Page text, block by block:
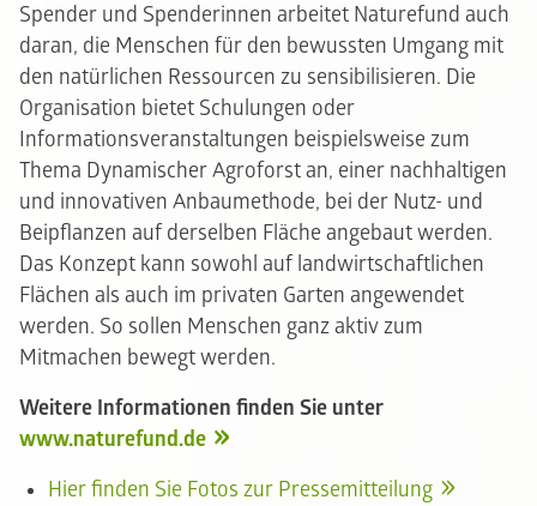
Spender und Spenderinnen arbeitet Naturefund auch
daran, die Menschen für den bewussten Umgang mit
den natürlichen Ressourcen zu sensibilisieren. Die
Organisation bietet Schulungen oder
Informationsveranstaltungen beispielsweise zum
Thema Dynamischer Agroforst an, einer nachhaltigen
und innovativen Anbaumethode, bei der Nutz- und
Beipflanzen auf derselben Fläche angebaut werden.
Das Konzept kann sowohl auf landwirtschaftlichen
Flächen als auch im privaten Garten angewendet
werden. So sollen Menschen ganz aktiv zum
Mitmachen bewegt werden.
Weitere Informationen finden Sie unter
www.naturefund.de
Hier finden Sie Fotos zur Pressemitteilung